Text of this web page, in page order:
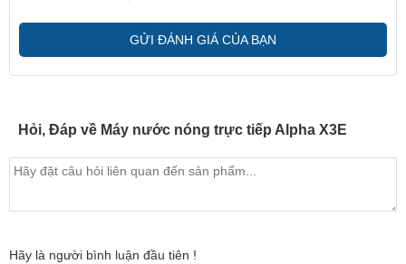
GỬI ĐÁNH GIÁ CỦA BẠN
Hỏi, Đáp về Máy nước nóng trực tiếp Alpha X3E
Hãy là người bình luận đầu tiên !